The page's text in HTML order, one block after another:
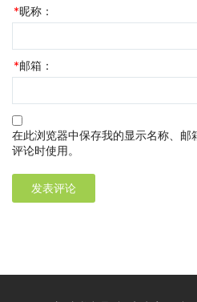
*昵称：
*邮箱：
在此浏览器中保存我的显示名称、邮
评论时使用。